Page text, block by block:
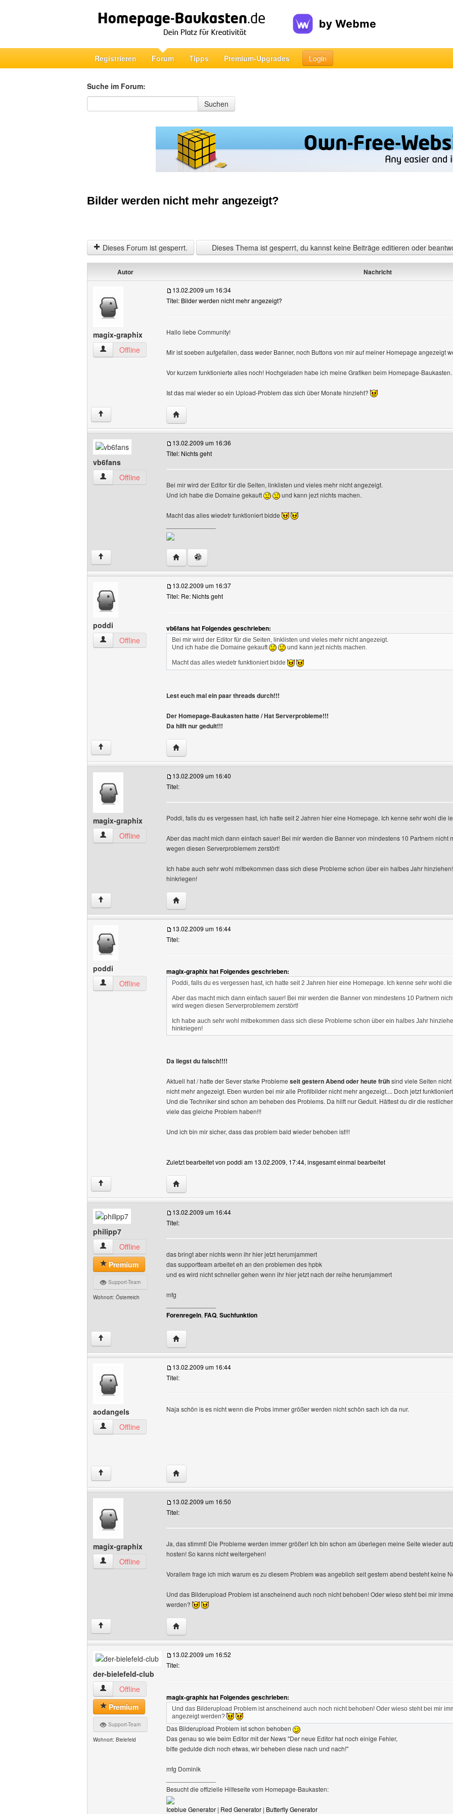
Registrieren Forum Tipps Premium-Upgrades Login
Suche im Forum:
Suche im Forum
Suchen
Bilder werden nicht mehr angezeigt?
Dieses Forum ist gesperrt. Dieses Thema ist gesperrt, du kannst keine Beiträge editieren oder
Autor Nachricht
magix-graphix
magix-graphix Benutzer-Profile anzeigen
Offline
13.02.2009 um 16:34
Titel: Bilder werden nicht mehr angezeigt?
Hallo liebe Community!
Mir ist soeben aufgefallen, dass weder Banner, noch Buttons von mir auf meiner Homepage angezeigt
Vor kurzem funktionierte alles noch! Hochgeladen habe ich meine Grafiken beim Homepage-Baukasten.
Ist das mal wieder so ein Upload-Problem das sich über Monate hinzieht?
↑ Website dieses Benutzers besuchen: magix-graphix
vb6fans
vb6fans Benutzer-Profile anzeigen
Offline
13.02.2009 um 16:36
Titel: Nichts geht
Bei mir wird der Editor für die Seiten, linklisten und vieles mehr nicht angezeigt.
Und ich habe die Domaine gekauft
und kann jezt nichts machen.
Macht das alles wiedetr funktioniert bidde
↑ Website dieses Benutzers besuchen: vb6fans
poddi
poddi Benutzer-Profile anzeigen
Offline
13.02.2009 um 16:37
Titel: Re: Nichts geht
vb6fans hat Folgendes geschrieben:
Bei mir wird der Editor für die Seiten, linklisten und vieles mehr nicht angezeigt.
Und ich habe die Domaine gekauft
und kann jezt nichts machen.
Macht das alles wiedetr funktioniert bidde
Lest euch mal ein paar threads durch!!!
Der Homepage-Baukasten hatte / Hat Serverprobleme!!!
Da hilft nur gedult!!!
↑ Website dieses Benutzers besuchen: poddi
magix-graphix
magix-graphix Benutzer-Profile anzeigen
Offline
13.02.2009 um 16:40
Titel:
Poddi, falls du es vergessen hast, ich hatte seit 2 Jahren hier eine Homepage. Ich kenne sehr wohl die
Aber das macht mich dann einfach sauer! Bei mir werden die Banner von mindestens 10 Partnern
wegen diesen Serverproblemem zerstört!
Ich habe auch sehr wohl mitbekommen dass sich diese Probleme schon über ein halbes Jahr
hinkriegen!
↑ Website dieses Benutzers besuchen: magix-graphix
poddi
poddi Benutzer-Profile anzeigen
Offline
13.02.2009 um 16:44
Titel:
magix-graphix hat Folgendes geschrieben:
Poddi, falls du es vergessen hast, ich hatte seit 2 Jahren hier eine Homepage. Ich kenne sehr wohl
Aber das macht mich dann einfach sauer! Bei mir werden die Banner von mindestens 10 Partnern
wird wegen diesen Serverproblemem zerstört!
Ich habe auch sehr wohl mitbekommen dass sich diese Probleme schon über ein halbes Jahr
hinkriegen!
Da liegst du falsch!!!!
Aktuell hat / hatte der Sever starke Probleme seit gestern Abend oder heute frühsind viele Seiten
nicht mehr angezeigt. Eben wurden bei mir alle Profilbilder nicht mehr angezeigt.... Doch jetzt
Und die Techniker sind schon am beheben des Problems. Da hilft nur Gedult. Hättest du dir die
viele das gleiche Problem haben!!!
Und ich bin mir sicher, dass das problem bald wieder behoben ist!!!
Zuletzt bearbeitet von poddi am 13.02.2009, 17:44, insgesamt einmal bearbeitet
↑ Website dieses Benutzers besuchen: poddi
philipp7
philipp7 Benutzer-Profile anzeigen
Offline
Premium
Support-Team
Wohnort: Österreich
13.02.2009 um 16:44
Titel:
das bringt aber nichts wenn ihr hier jetzt herumjammert
das supportteam arbeitet eh an den problemen des hpbk
und es wird nicht schneller gehen wenn ihr hier jetzt nach der reihe herumjammert
mfg
Forenregeln, FAQ, Suchfunktion
↑ Website dieses Benutzers besuchen: philipp7
aodangels
aodangels Benutzer-Profile anzeigen
Offline
13.02.2009 um 16:44
Titel:
Naja schön is es nicht wenn die Probs immer größer werden nicht schön sach ich da nur.
↑ Website dieses Benutzers besuchen: aodangels
magix-graphix
magix-graphix Benutzer-Profile anzeigen
Offline
13.02.2009 um 16:50
Titel:
Ja, das stimmt! Die Probleme werden immer größer! Ich bin schon am überlegen meine Seite wieder
hosten! So kanns nicht weitergehen!
Vorallem frage ich mich warum es zu diesem Problem was angeblich seit gestern abend besteht keine
Und das Bilderupload Problem ist anscheinend auch noch nicht behoben! Oder wieso steht bei mir
werden?
↑ Website dieses Benutzers besuchen: magix-graphix
der-bielefeld-club
der-bielefeld-club Benutzer-Profile anzeigen
Offline
Premium
Support-Team
Wohnort: Bielefeld
13.02.2009 um 16:52
Titel:
magix-graphix hat Folgendes geschrieben:
Und das Bilderupload Problem ist anscheinend auch noch nicht behoben! Oder wieso steht bei mir
angezeigt werden?
Das Bilderupload Problem ist schon behoben
Das genau so wie beim Editor mit der News "Der neue Editor hat noch einige Fehler,
bitte gedulde dich noch etwas, wir beheben diese nach und nach!"
mfg Dominik
Besucht die offizielle Hilfeseite vom Homepage-Baukasten:
Iceblue Generator | Red Generator | Butterfly Generator